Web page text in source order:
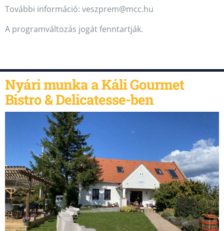
További információ: veszprem@mcc.hu
A programváltozás jogát fenntartják.
Nyári munka a Káli Gourmet
Bistro & Delicatesse-ben